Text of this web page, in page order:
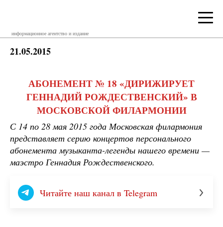
информационное агентство и издание
21.05.2015
АБОНЕМЕНТ № 18 «ДИРИЖИРУЕТ
ГЕННАДИЙ РОЖДЕСТВЕНСКИЙ» В
МОСКОВСКОЙ ФИЛАРМОНИИ
С 14 по 28 мая 2015 года Московская филармония
представляет серию концертов персонального
абонемента музыканта-легенды нашего времени —
маэстро Геннадия Рождественского.
Читайте наш канал в Telegram